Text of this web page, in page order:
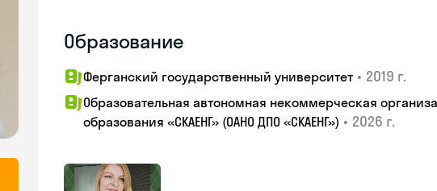
Образование
Ферганский государственный университет • 2019 г.
Образовательная автономная некоммерческая
образования «СКАЕНГ» (ОАНО ДПО «СКАЕНГ») • 2026 г.